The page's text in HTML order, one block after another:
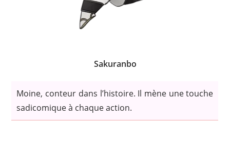
Sakuranbo
Moine, conteur dans l’histoire. Il mène une touche
sadicomique à chaque action.